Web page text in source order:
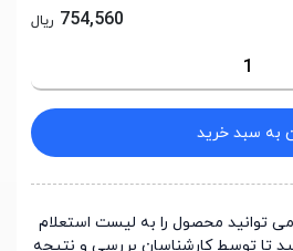
754,560 ریال
به سبد خرید
توانید محصول را به لیست استعلام
تا توسط کارشناسان بررسی و نتیجه